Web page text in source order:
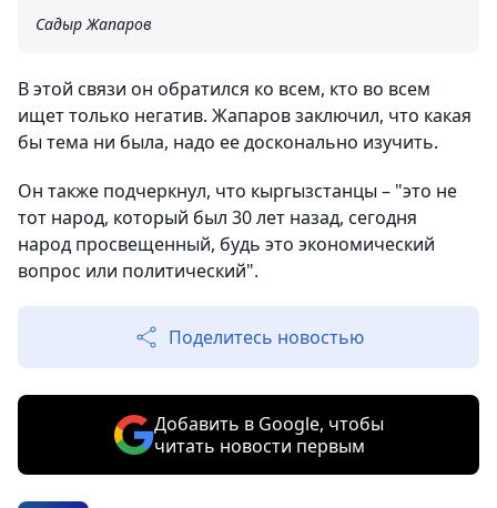
Садыр Жапаров
В этой связи он обратился ко всем, кто во всем
ищет только негатив. Жапаров заключил, что какая
бы тема ни была, надо ее досконально изучить.
Он также подчеркнул, что кыргызстанцы – "это не
тот народ, который был 30 лет назад, сегодня
народ просвещенный, будь это экономический
вопрос или политический".
Поделитесь новостью
Добавить в Google, чтобы
читать новости первым